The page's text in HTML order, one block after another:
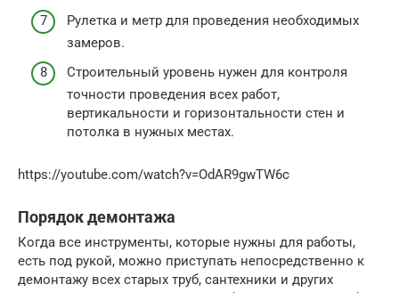
Рулетка и метр для проведения необходимых
замеров.
Строительный уровень нужен для контроля
точности проведения всех работ,
вертикальности и горизонтальности стен и
потолка в нужных местах.
https://youtube.com/watch?v=OdAR9gwTW6c
Порядок демонтажа
Когда все инструменты, которые нужны для работы,
есть под рукой, можно приступать непосредственно к
демонтажу всех старых труб, сантехники и других